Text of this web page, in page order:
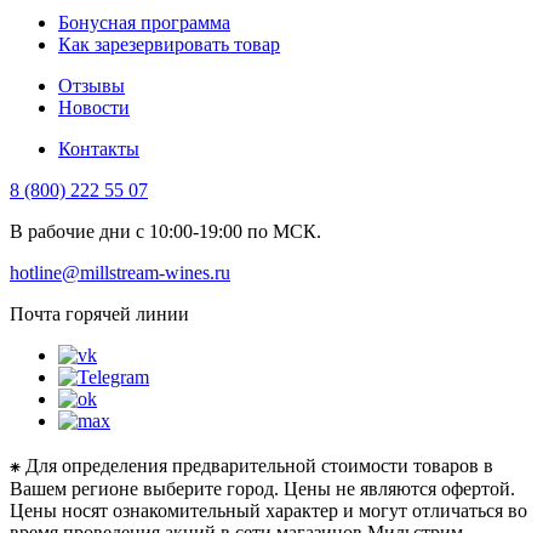
Бонусная программа
Как зарезервировать товар
Отзывы
Новости
Контакты
8 (800) 222 55 07
В рабочие дни с 10:00-19:00 по МСК.
hotline@millstream-wines.ru
Почта горячей линии
⁕ Для определения предварительной стоимости товаров в
Вашем регионе выберите город. Цены не являются офертой.
Цены носят ознакомительный характер и могут отличаться во